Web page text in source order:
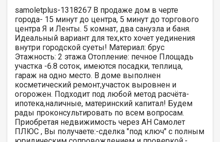
samoletplus-1318267 В продаже дом в черте
города- 15 минут до центра, 5 минут до торгового
центра Я и Ленты. 5 комнат, два санузла и баня.
Идеальный вариант для тех,кто хочет уединения
внутри городской суеты! Материал: брус
Этажность: 2 этажа Отопление: печное Площадь
участка -6.8 соток, имеются посадки, теплица,
гараж на одно место. В доме выполнен
косметический ремонт,участок выровнен и
огорожен. Подходит под любой метод расчёта-
ипотека,наличные, материнский капитал! Будем
рады проконсультировать по всем вопросам.
Приобретая недвижимость через АН Самолет
ПЛЮС , Вы получаете:-сделка "под ключ" с полным